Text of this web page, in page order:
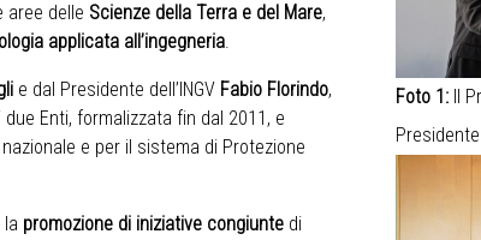
aree delle Scienze della Terra e del Mare,
applicata all’ingegneria.
e dal Presidente dell’INGV Fabio Florindo,
Enti, formalizzata fin dal 2011, e
e per il sistema di Protezione
la promozione di iniziative congiunte di
Foto 1: Il